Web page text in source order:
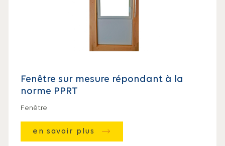
Fenêtre sur mesure répondant à la
norme PPRT
Fenêtre
en savoir plus